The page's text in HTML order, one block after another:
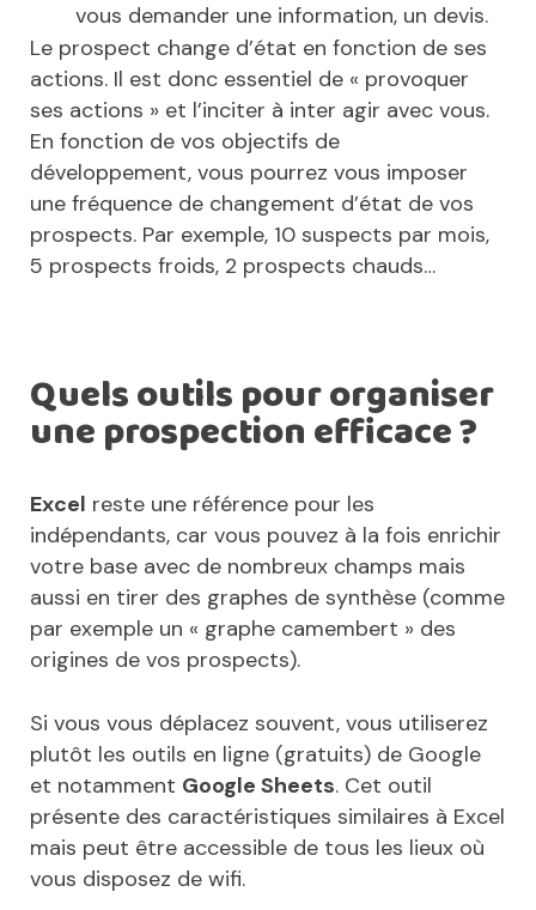
vous demander une information, un devis.
Le prospect change d’état en fonction de ses
actions. Il est donc essentiel de « provoquer
ses actions » et l’inciter à inter agir avec vous.
En fonction de vos objectifs de
développement, vous pourrez vous imposer
une fréquence de changement d’état de vos
prospects. Par exemple, 10 suspects par mois,
5 prospects froids, 2 prospects chauds…
Quels outils pour organiser
une prospection efficace ?
Excel reste une référence pour les
indépendants, car vous pouvez à la fois enrichir
votre base avec de nombreux champs mais
aussi en tirer des graphes de synthèse (comme
par exemple un « graphe camembert » des
origines de vos prospects).
Si vous vous déplacez souvent, vous utiliserez
plutôt les outils en ligne (gratuits) de Google
et notamment Google Sheets. Cet outil
présente des caractéristiques similaires à Excel
mais peut être accessible de tous les lieux où
vous disposez de wifi.